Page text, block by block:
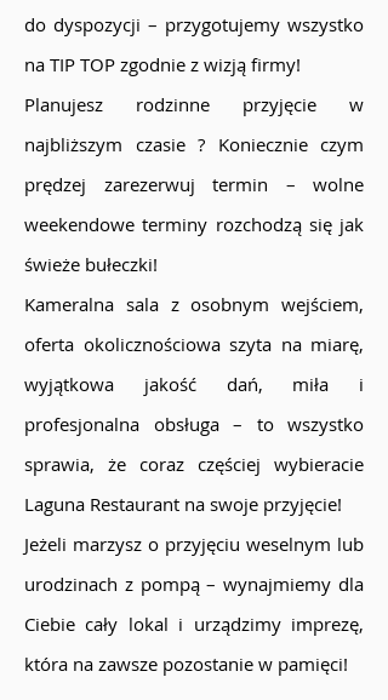
do dyspozycji – przygotujemy wszystko
na TIP TOP zgodnie z wizją firmy!
Planujesz rodzinne przyjęcie w
najbliższym czasie ? Koniecznie czym
prędzej zarezerwuj termin – wolne
weekendowe terminy rozchodzą się jak
świeże bułeczki!
Kameralna sala z osobnym wejściem,
oferta okolicznościowa szyta na miarę,
wyjątkowa jakość dań, miła i
profesjonalna obsługa – to wszystko
sprawia, że coraz częściej wybieracie
Laguna Restaurant na swoje przyjęcie!
Jeżeli marzysz o przyjęciu weselnym lub
urodzinach z pompą – wynajmiemy dla
Ciebie cały lokal i urządzimy imprezę,
która na zawsze pozostanie w pamięci!